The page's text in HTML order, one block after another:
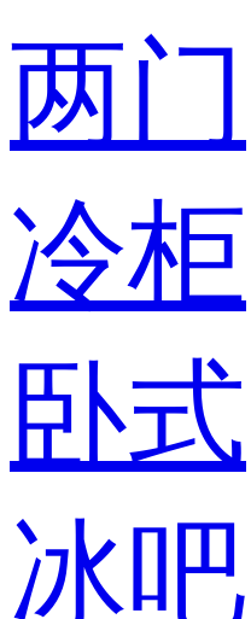
两门
冷柜
卧式
冰吧